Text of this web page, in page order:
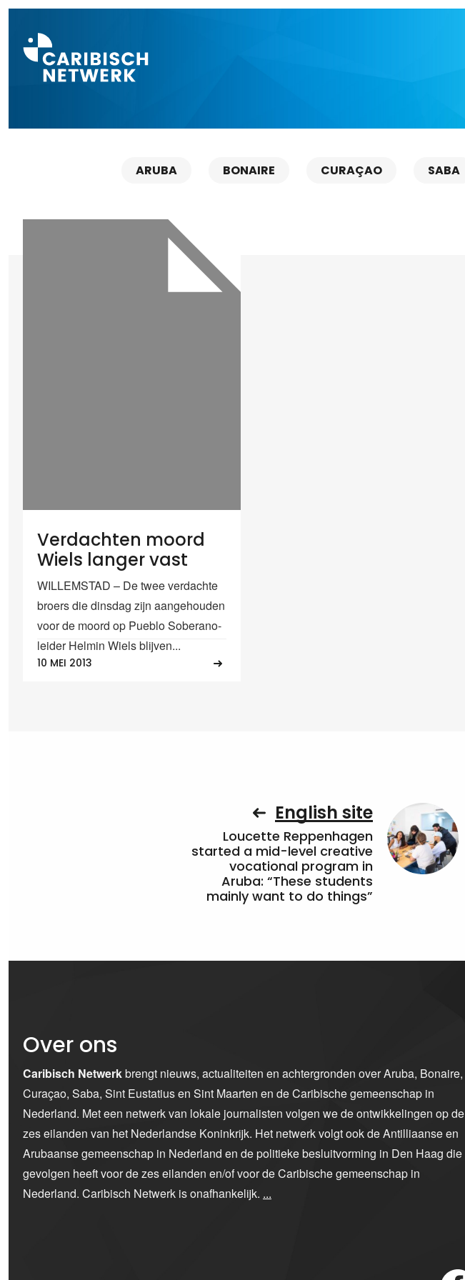
ARUBA BONAIRE CURAÇAO SABA
Verdachten moord
Wiels langer vast
WILLEMSTAD – De twee verdachte
broers die dinsdag zijn aangehouden
voor de moord op Pueblo Soberano-
leider Helmin Wiels blijven...
10 MEI 2013
English site
Loucette Reppenhagen
started a mid-level creative
vocational program in
Aruba: “These students
mainly want to do things”
Over ons
Caribisch Netwerkbrengt nieuws, actualiteiten en achtergronden over Aruba, Bonaire,
Curaçao, Saba, Sint Eustatius en Sint Maarten en de Caribische gemeenschap in
Nederland. Met een netwerk van lokale journalisten volgen we de ontwikkelingen op de
zes eilanden van het Nederlandse Koninkrijk. Het netwerk volgt ook de Antilliaanse en
Arubaanse gemeenschap in Nederland en de politieke besluitvorming in Den Haag die
gevolgen heeft voor de zes eilanden en/of voor de Caribische gemeenschap in
Nederland. Caribisch Netwerk is onafhankelijk. ...